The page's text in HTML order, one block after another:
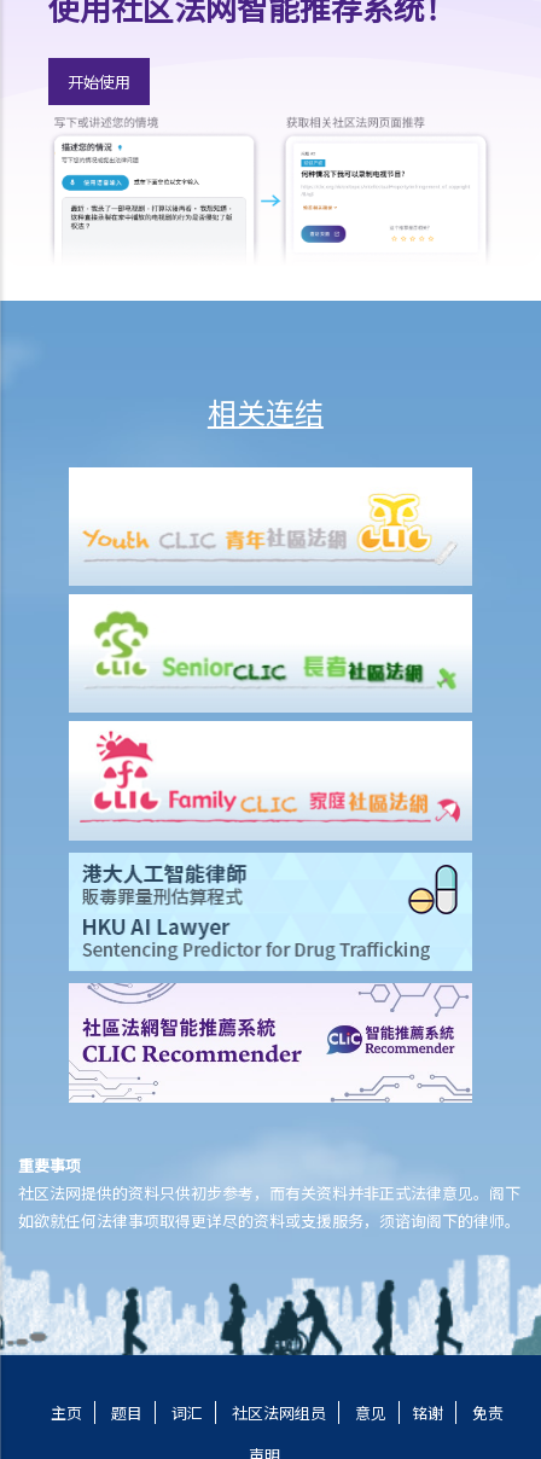
7. 雇主可否单方面减少雇员的工资，安排无薪假，或更改雇佣合约条款
8. 建筑及营造行业的总承判商有没有责任支付次承判商的雇员的工资？
9. 工资是否包括酌情发给的佣金或花红？
10. 雇主是否必须发放年终双粮或花红给雇员？
11. 如何计算年终酬金？我可于何时收取有关的款项？
C. 终止雇佣关系及所需之补偿
1. 不合理解雇
1. 雇佣合约终止后的限制条款
2. 不合理更改雇佣合约条款
3. 不合理及不合法解雇
4. 不合理解雇的补偿
2. 我怀疑公司内某销售员不断将客户资料给予本公司的竞争对手，所以
我想解雇此职员。我可否不给予他预先通知（或代通知金）而立刻解雇
2. 我是一名办公室文员，但老板经常指令我在货仓内搬运重物，我认为
此工作与我的职责不符，而老板亦没有在我面试时说明此项职责。我可
否不给予他预先通知（或代通知金）而辞职？
3. 雇员几日没有上班，但没有给予理由，雇主可否实时解雇？
4. 我将会以其中一个「有效的解雇理由」 解雇我的职员。我是否需要给
予他预先通知或代通知金？
5. 假如我（作为一名雇员）现正面对「不合理解雇」或「不合理地更改
雇佣合约内之条款」的问题，我怎样保障自己的权利？
6. 假如我被老板不合理及不合法地解雇，我怎样保障自己的权利？
5. 雇主需要给予终止合约的理由吗？
给予通知期或支付代通知金？
3. 雇主是否有法律义务在雇佣关系结束后向雇员提供推荐信？ 他们在草
2. 如果前雇员滥用机密数据，用作开展竞争生意，雇主可以做什么？
4. 终止雇佣合约的通知期可否包括法定的年假或产假？
7. 在暂停雇用期，我身为雇主需要付工资吗？
2. 雇主于何时需要向其雇员支付长期服务金？
开始使用
相关连结
重要事项
社区法网提供的资料只供初步参考，而有关资料并非正式法律意见。阁下
如欲就任何法律事项取得更详尽的资料或支援服务，须谘询阁下的律师。
主页 题目 词汇 社区法网组员 意见 铭谢
免责
声明